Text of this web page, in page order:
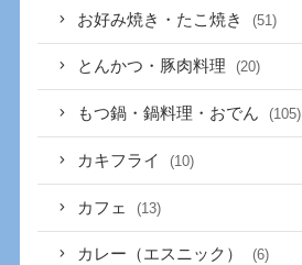
お好み焼き・たこ焼き (51)
とんかつ・豚肉料理 (20)
もつ鍋・鍋料理・おでん (105)
カキフライ (10)
カフェ (13)
カレー（エスニック） (6)